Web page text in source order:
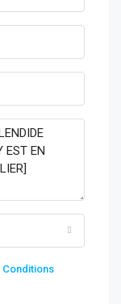
Conditions